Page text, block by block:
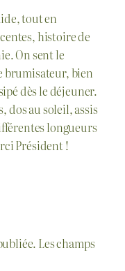
tout en
histoire de
On sent le
brumisateur, bien
dès le déjeuner.
dos au soleil, assis
longueurs
Président !
Les champs